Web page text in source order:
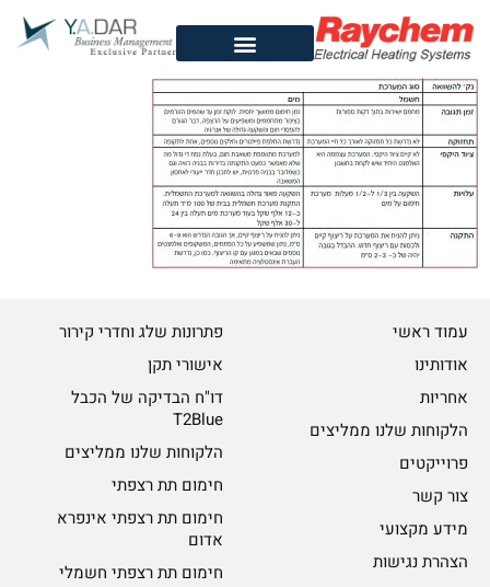
עמוד ראשי
אודותינו
אחריות
הלקוחות שלנו ממליצים
פרוייקטים
צור קשר
מידע מקצועי
הצהרת נגישות
פתרונות שלג וחדרי קירור
אישורי תקן
דו"ח הבדיקה של הכבל
T2Blue
הלקוחות שלנו ממליצים
חימום תת רצפתי
חימום תת רצפתי אינפרא
אדום
חימום תת רצפתי חשמלי